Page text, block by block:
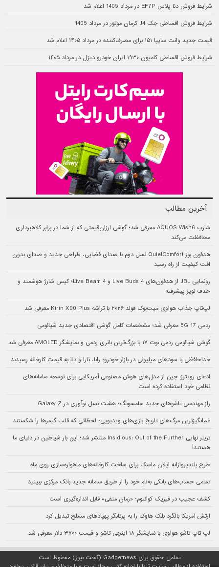
شرایط فروش دنا پلاس EF7P در مرداد 1405 اعلام شد
شرایط فروش اقساطی جک J4 کرمان موتور در مرداد 1405
قیمت جدید وانت سایپا ۱۵۱ برای مصرف‌کننده در مرداد ۱۴۰۵ اعلام شد
شرایط فروش اقساطی کامیون ۱۹۳۰ ایران خودرو دیزل در مرداد ۱۴۰۵
آخرین مطالب
شارپ AQUOS Wish6 معرفی شد؛ گوشی ارزان‌قیمتی که از شما در برابر کلاهبرداری
محافظت می‌کند
هدفون بوز QuietComfort نسل دوم با صدای فضایی، طراحی جدید و صدای بدون
افت کیفیت از راه رسید
رونمایی JBL از هدفون‌های Live Buds 4 و Live Beam 4؛ کیس شارژ هوشمند و
حذف نویز پیشرفته
لپ‌تاپ جذاب هواوی میت‌بوک فولد ۲۰۲۶ با تراشه Kirin X90 Plus معرفی شد
ردمی 17 5G معرفی شد؛ مشخصات کامل گوشی اقتصادی جدید شیائومی
گوشی شیائومی ردمی نوت ۱۷ با بزرگ‌ترین باتری ردمی و نمایشگر AMOLED معرفی شد
خداحافظی با سودهای میلیونی در بازار خودرو؛ رانا، تارا و دنا به قیمت کارخانه رسیدند
ادعای رویترز: چین از مدل‌های هوش مصنوعی آمریکایی برای توسعه سامانه‌های
نظامی خود استفاده کرده است
راز مهندسی تاشوهای جدید سامسونگ؛ هشت نسل نوآوری در Galaxy Z
غم‌انگیزترین مرگ‌های تاریخ بازی‌های ویدیویی؛ لحظاتی که قلب گیمرها را شکستند
تریلر نهایی Insidious: Out of the Further منتشر شد؛ این بار شیاطین در دنیای ما
هستند!
طرح بلندپروازانه ایلان ماسک برای ساخت کارخانه‌های ماهواره‌سازی روی ماه
تمامی حساب‌های بانکی به‌نام خود را از طریق سامانه جدید بانک مرکزی ببینید
کشف عجیب در فیزیک کوانتوم؛ «زمان منفی» قابل اندازه‌گیری است
ارتش آمریکا بالگرد بلک هاوک را به پرتابگر پهپادهای مسلح تبدیل کرد
لپ تاپ تاشو هواوی با نمایشگر ۱۸ اینچی تاشو و قیمت ۳۷۰۰ دلار معرفی شد
تمامی حقوق برای Gadgetnews (گجت نیوز) محفوظ است